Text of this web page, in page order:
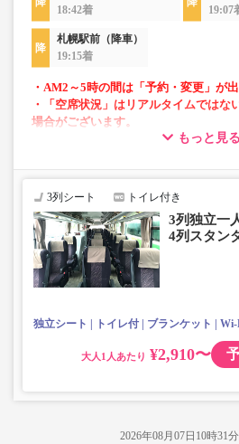
18:42着
19:07
札幌駅前（降車）
19:15着
・AM2～5時の間は「予約・変更」が出
・「空席状況」はリアルタイムではな
場合がございます。
・1部車両は後方座席は4列シートとな
・車内トイレ完備で長旅でも安心。
・車内は常時換気し、清掃・除菌を
もっと見る
3列シート トイレ付き
3列独立一
4列スタン
独立シート トイレ付 ブランケット Wi-
大人 ¥2,910〜
2026年08月07日10時31分